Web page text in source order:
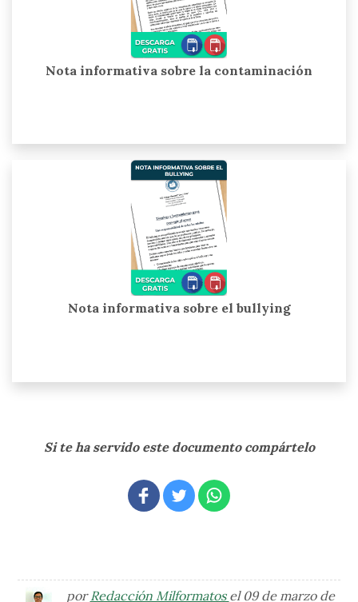
Nota informativa sobre la contaminación
Nota informativa sobre el bullying
Si te ha servido este documento compártelo
por Redacción Milformatos el 09 de marzo de